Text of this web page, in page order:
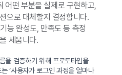
어떤 부분을 실제로 구현하고,
으로 대체할지 결정합니다.
능 완성도, 만족도 등 측정
세웁니다.
을 검증하기 위해 프로토타입을
‘사용자가 로그인 과정을 얼마나